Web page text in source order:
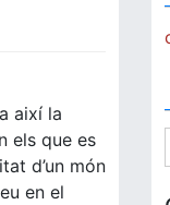
així la
els que es
d’un món
en el